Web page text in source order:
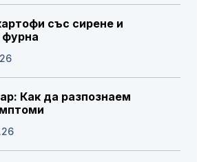
със сирене и
фурна
Как да разпознаем